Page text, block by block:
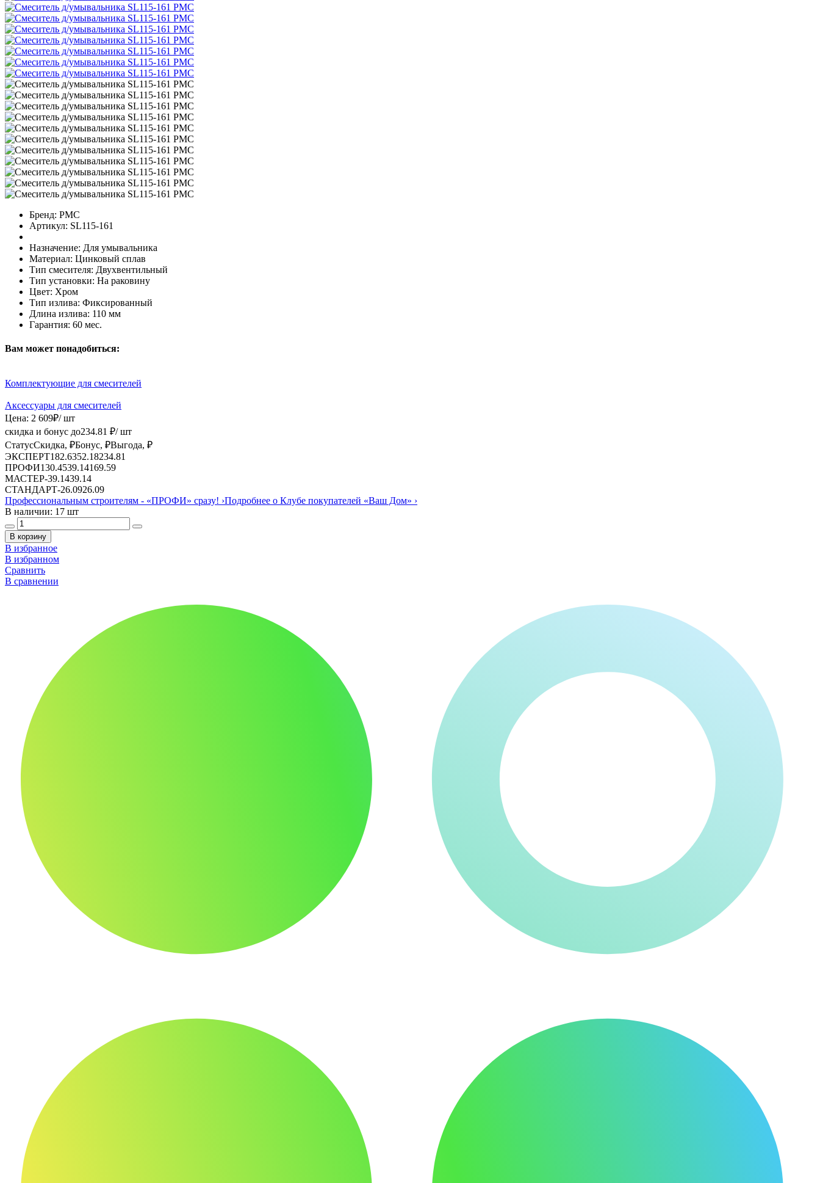
Бренд: РМС
Артикул: SL115-161
Назначение: Для умывальника
Материал: Цинковый сплав
Тип смесителя: Двухвентильный
Тип установки: На раковину
Цвет: Хром
Тип излива: Фиксированный
Длина излива: 110 мм
Гарантия: 60 мес.
Вам может понадобиться:
Комплектующие для смесителей
Аксессуары для смесителей
Цена: 2 609₽/ шт
скидка и бонус до234.81 ₽/ шт
СтатусСкидка, ₽Бонус, ₽Выгода, ₽
ЭКСПЕРТ182.6352.18234.81
ПРОФИ130.4539.14169.59
МАСТЕР-39.1439.14
СТАНДАРТ-26.0926.09
Профессиональным строителям - «ПРОФИ» сразу! ›Подробнее о Клубе покупателей «Ваш Дом» ›
В наличии: 17 шт
В корзину
В избранное
В избранном
Сравнить
В сравнении